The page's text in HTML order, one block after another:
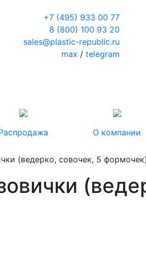
+7 (495) 933 00 77
8 (800) 100 93 20
sales@plastic-republic.ru
max / telegram
О компании
(ведерко, совочек, 5